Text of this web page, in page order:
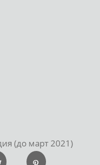
(до март 2021)